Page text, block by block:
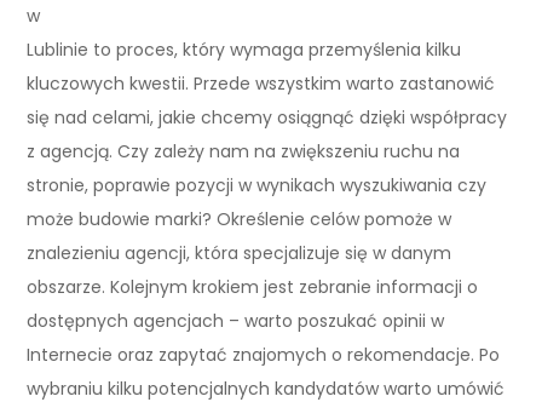
w
Lublinie to proces, który wymaga przemyślenia kilku
kluczowych kwestii. Przede wszystkim warto zastanowić
się nad celami, jakie chcemy osiągnąć dzięki współpracy
z agencją. Czy zależy nam na zwiększeniu ruchu na
stronie, poprawie pozycji w wynikach wyszukiwania czy
może budowie marki? Określenie celów pomoże w
znalezieniu agencji, która specjalizuje się w danym
obszarze. Kolejnym krokiem jest zebranie informacji o
dostępnych agencjach – warto poszukać opinii w
Internecie oraz zapytać znajomych o rekomendacje. Po
wybraniu kilku potencjalnych kandydatów warto umówić